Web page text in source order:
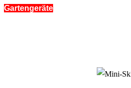
Gartengeräte